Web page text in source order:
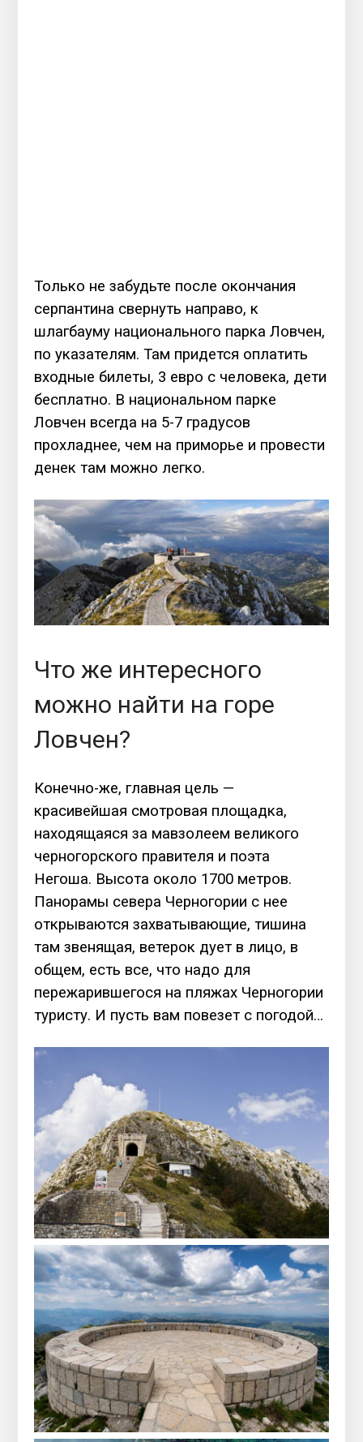
Только не забудьте после окончания
серпантина свернуть направо, к
шлагбауму национального парка Ловчен,
по указателям. Там придется оплатить
входные билеты, 3 евро с человека, дети
бесплатно. В национальном парке
Ловчен всегда на 5-7 градусов
прохладнее, чем на приморье и провести
денек там можно легко.
Что же интересного
можно найти на горе
Ловчен?
Конечно-же, главная цель —
красивейшая смотровая площадка,
находящаяся за мавзолеем великого
черногорского правителя и поэта
Негоша. Высота около 1700 метров.
Панорамы севера Черногории с нее
открываются захватывающие, тишина
там звенящая, ветерок дует в лицо, в
общем, есть все, что надо для
пережарившегося на пляжах Черногории
туристу. И пусть вам повезет с погодой…